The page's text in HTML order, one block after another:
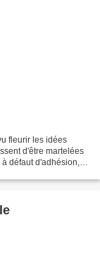
fleurir les idées
d'être martelées
défaut d'adhésion,